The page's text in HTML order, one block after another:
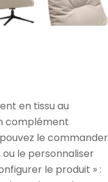
en tissu au
complément
le commander
le personnaliser
le produit » :